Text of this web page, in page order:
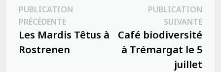
Navigation
de
l’article
PUBLICATION
PRÉCÉDENTEPublication
précédente :
Les Mardis Têtus à
Rostrenen
PUBLICATION
SUIVANTE
Café biodiversité
à Trémargat le 5
juillet